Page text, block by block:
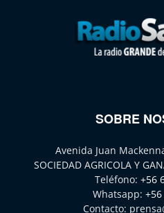
SOBRE
Avenida Juan
SOCIEDAD AGRICOLA Y
Teléfono: +56
Whatsapp:
Contacto: